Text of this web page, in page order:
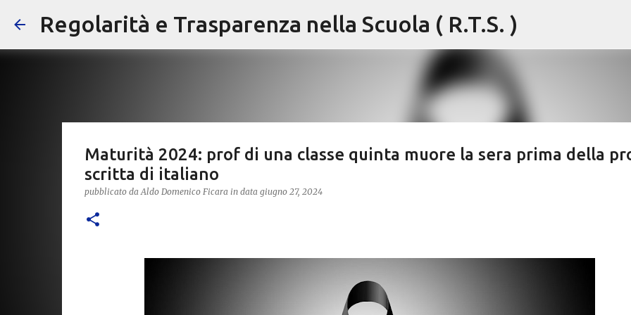
Passa ai contenuti principali
Regolarità e Trasparenza nella Scuola ( R.T.S. )
Maturità 2024: prof di una classe quinta muore la sera prima della
scritta di italiano
pubblicato daAldo Domenico Ficara in data giugno 27, 2024